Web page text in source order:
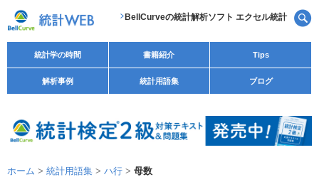
BellCurveの統計解析ソフト エクセル統計
統計学の時間 書籍紹介 Tips
解析事例 統計用語集 ブログ
ホーム > 統計用語集 > ハ行 > 母数